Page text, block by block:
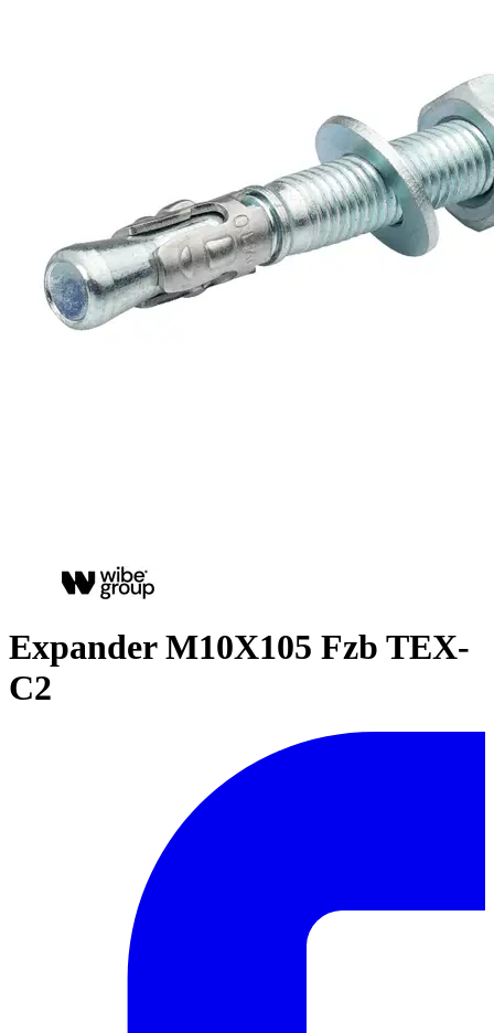
Expander M10X105 Fzb TEX-
C2